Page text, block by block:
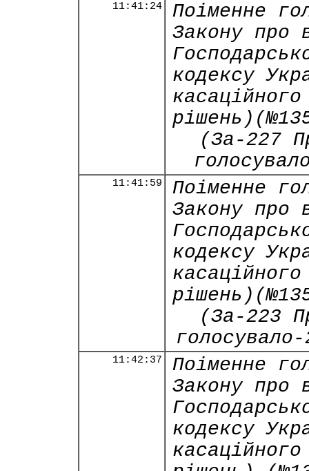
11:41:24
Поіменне
Закону про
кодексу
(За-227
11:41:59
Поіменне
Закону про
кодексу
(За-223
11:42:37
Поіменне
Закону про
кодексу